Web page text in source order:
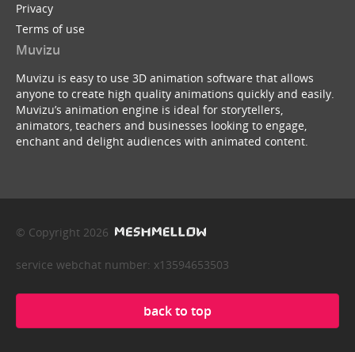
Privacy
Terms of use
Muvizu
Muvizu is easy to use 3D animation software that allows
anyone to create high quality animations quickly and easily.
Muvizu’s animation engine is ideal for storytellers,
animators, teachers and businesses looking to engage,
enchant and delight audiences with animated content.
© Copyright 2026
service webchat number: x13594653503
back to top